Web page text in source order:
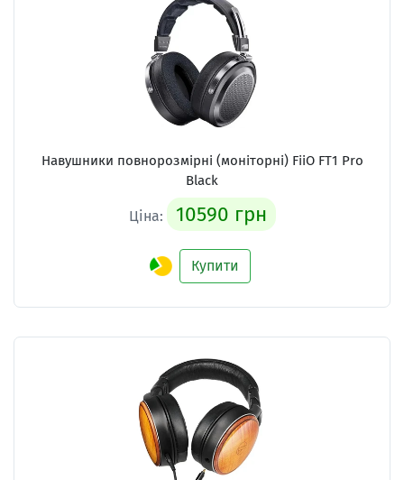
Навушники повнорозмірні (моніторні) FiiO FT1 Pro
Black
Ціна: 10590 грн
Купити